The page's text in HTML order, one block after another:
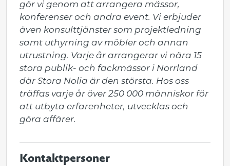
gör vi genom att arrangera mässor,
konferenser och andra event. Vi erbjuder
även konsulttjänster som projektledning
samt uthyrning av möbler och annan
utrustning. Varje år arrangerar vi nära 15
stora publik- och fackmässor i Norrland
där Stora Nolia är den största. Hos oss
träffas varje år över 250 000 människor för
att utbyta erfarenheter, utvecklas och
göra affärer.
Kontaktpersoner